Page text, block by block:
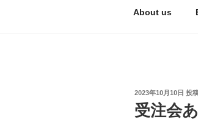
About us
投
稿
日:
2023年10月10日 投
受注会